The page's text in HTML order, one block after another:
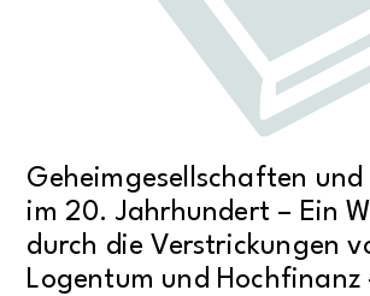
Geheimgesellschaften
im 20. Jahrhundert – Ein
durch die Verstrickungen
Logentum und Hochfinanz